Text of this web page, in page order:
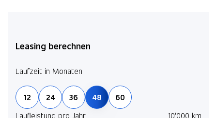
Leasing berechnen
Laufzeit in Monaten
12 24 36 48
60
Laufleistung pro Jahr
10'000 km